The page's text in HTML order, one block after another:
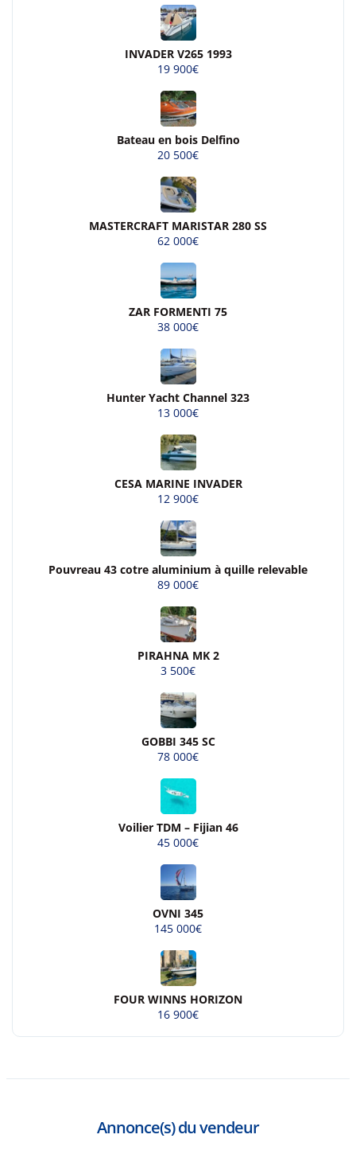
INVADER V265 1993
19 900€
Bateau en bois Delfino
20 500€
MASTERCRAFT MARISTAR 280 SS
62 000€
ZAR FORMENTI 75
38 000€
Hunter Yacht Channel 323
13 000€
CESA MARINE INVADER
12 900€
Pouvreau 43 cotre aluminium à quille relevable
89 000€
PIRAHNA MK 2
3 500€
GOBBI 345 SC
78 000€
Voilier TDM – Fijian 46
45 000€
OVNI 345
145 000€
FOUR WINNS HORIZON
16 900€
Annonce(s) du vendeur